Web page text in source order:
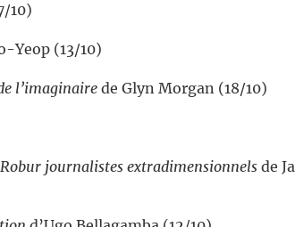
10)
Yeop (13/10)
l’imaginairede Glyn Morgan (18/10)
journalistes extradimensionnelsde